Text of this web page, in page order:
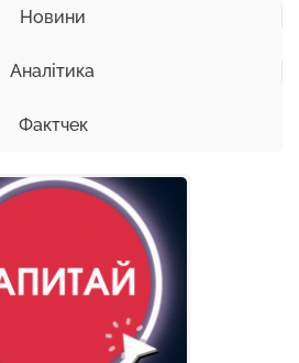
Новини
Аналітика
Фактчек